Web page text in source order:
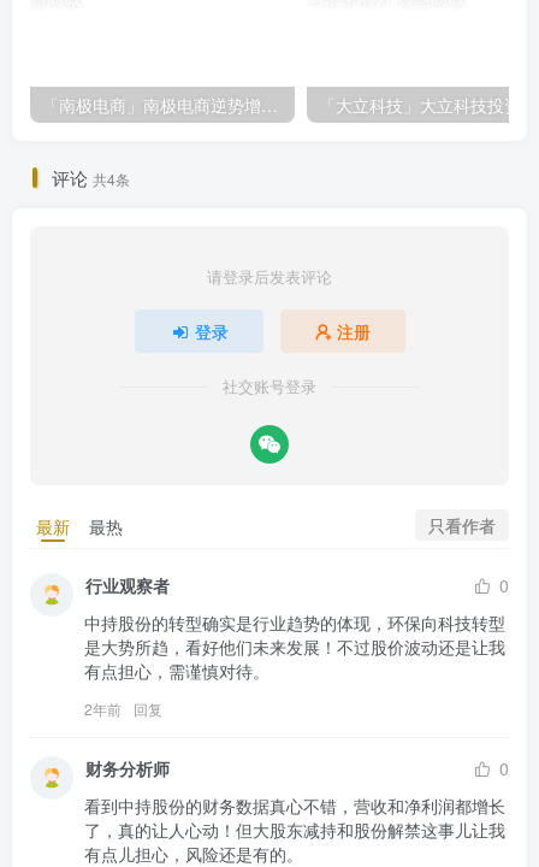
「南极电商」南极电商逆势增长，股价飙升背后的秘密武器！
评论 共4条
请登录后发表评论
登录 注册
社交账号登录
最新 最热 只看作者
行业观察者
0
中持股份的转型确实是行业趋势的体现，环保向科技转型
是大势所趋，看好他们未来发展！不过股价波动还是让我
有点担心，需谨慎对待。
2年前 回复
财务分析师
0
看到中持股份的财务数据真心不错，营收和净利润都增长
了，真的让人心动！但大股东减持和股份解禁这事儿让我
有点儿担心，风险还是有的。